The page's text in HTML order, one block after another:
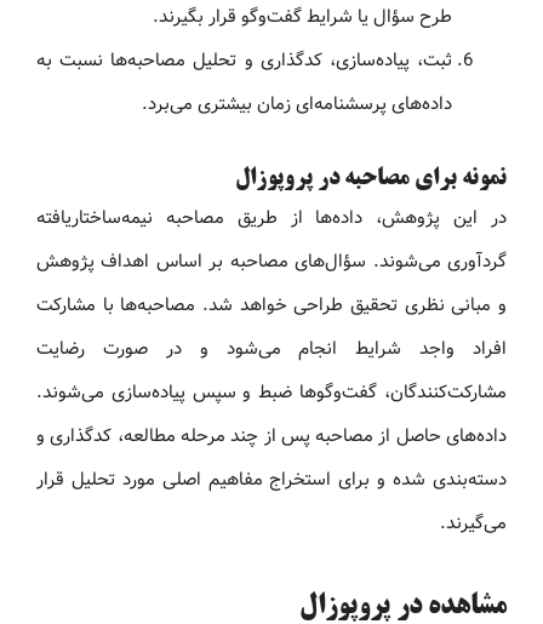
طرح سؤال یا شرایط گفت‌وگو قرار بگیرند.
ثبت، پیاده‌سازی، کدگذاری و تحلیل مصاحبه‌ها نسبت به
داده‌های پرسشنامه‌ای زمان بیشتری می‌برد.
نمونه برای مصاحبه در پروپوزال
در این پژوهش، داده‌ها از طریق مصاحبه نیمه‌ساختاریافته
گردآوری می‌شوند. سؤال‌های مصاحبه بر اساس اهداف پژوهش
و مبانی نظری تحقیق طراحی خواهد شد. مصاحبه‌ها با مشارکت
افراد واجد شرایط انجام می‌شود و در صورت رضایت
مشارکت‌کنندگان، گفت‌وگوها ضبط و سپس پیاده‌سازی می‌شوند.
داده‌های حاصل از مصاحبه پس از چند مرحله مطالعه، کدگذاری و
دسته‌بندی شده و برای استخراج مفاهیم اصلی مورد تحلیل قرار
می‌گیرند.
مشاهده در پروپوزال